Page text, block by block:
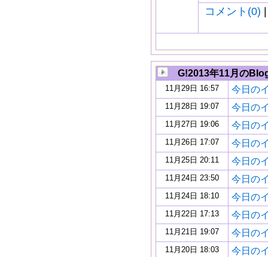
コメント(0)
G!2013年11月の
11月29日 16:57 今日の
11月28日 19:07 今日の
11月27日 19:06 今日の
11月26日 17:07 今日の
11月25日 20:11 今日の
11月24日 23:50 今日の
11月24日 18:10 今日の
11月22日 17:13 今日の
11月21日 19:07 今日の
11月20日 18:03 今日の